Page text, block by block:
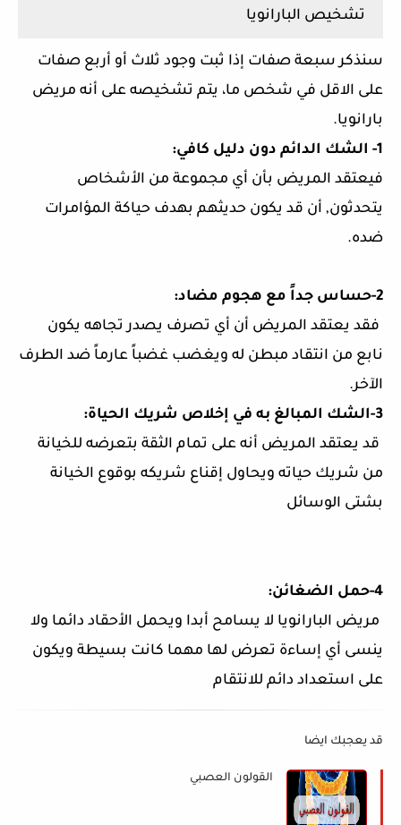
تشخيص البارانويا
سنذكر سبعة صفات إذا ثبت وجود ثلاث أو أربع صفات
على الاقل في شخص ما، يتم تشخيصه على أنه مريض
بارانويا.
1- الشك الدائم دون دليل كافي:
فيعتقد المريض بأن أي مجموعة من الأشخاص
يتحدثون, أن قد يكون حديثهم بهدف حياكة المؤامرات
ضده.
2-حساس جداً مع هجوم مضاد:
فقد يعتقد المريض أن أي تصرف يصدر تجاهه يكون
نابع من انتقاد مبطن له ويغضب غضباً عارماً ضد الطرف
الآخر.
3-الشك المبالغ به في إخلاص شريك الحياة:
قد يعتقد المريض أنه على تمام الثقة بتعرضه للخيانة
من شريك حياته ويحاول إقناع شريكه بوقوع الخيانة
بشتى الوسائل
4-حمل الضغائن:
مريض البارانويا لا يسامح أبدا ويحمل الأحقاد دائما ولا
ينسى أي إساءة تعرض لها مهما كانت بسيطة ويكون
على استعداد دائم للانتقام
قد يعجبك ايضا
القولون العصبي